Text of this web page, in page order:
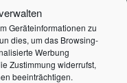
Geräteinformationen zu
dies, um das Browsing-
Werbung
Zustimmung widerrufst,
beeinträchtigen.